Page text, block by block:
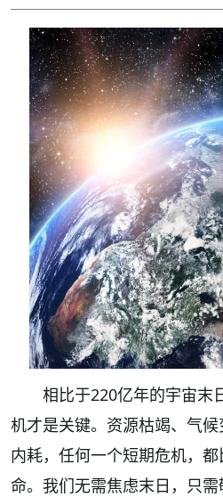
相比于220亿年的宇宙末
机才是关键。资源枯竭、气
内耗，任何一个短期危机，
命。我们无需焦虑末日，只需